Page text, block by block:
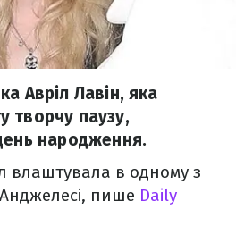
Авріл Лавін, яка
творчу паузу,
народження.
влаштувала в одному з
пише Daily